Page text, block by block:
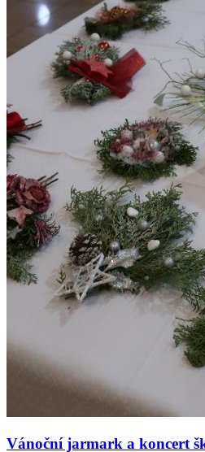
Vánoční jarmark a koncert